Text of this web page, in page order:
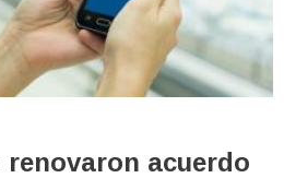
acuerdo